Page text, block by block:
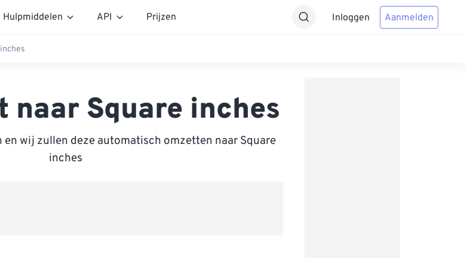
Hulpmiddelen API Prijzen Inloggen Aanmelden
naar Square inches
en wij zullen deze automatisch omzetten naar Square
inches